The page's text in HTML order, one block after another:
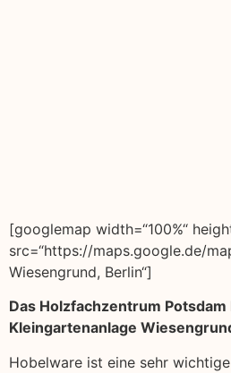
[googlemap width=“100%“
src=“https://maps.google.de/
Wiesengrund, Berlin“]
Das Holzfachzentrum
Kleingartenanlage
Hobelware ist eine sehr